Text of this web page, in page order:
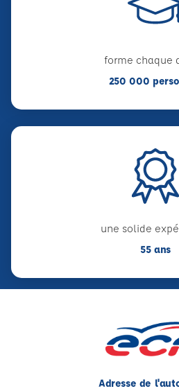
forme chaque
250 000
une solide
55 ans
Adresse de